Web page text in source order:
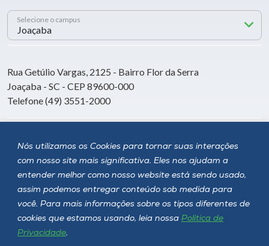
Nós utilizamos os Cookies para tornar suas interações
com nosso site mais significativa. Eles nos ajudam a
entender melhor como nosso website está sendo usado,
assim podemos entregar conteúdo sob medida para
você. Para mais informações sobre os tipos diferentes de
cookies que estamos usando, leia nossa Política de
Privacidade.
Selecione o campus
Rua Getúlio Vargas, 2125 - Bairro Flor da Serra
Joaçaba - SC - CEP 89600-000
Telefone (49) 3551-2000
Siga a Unoesc